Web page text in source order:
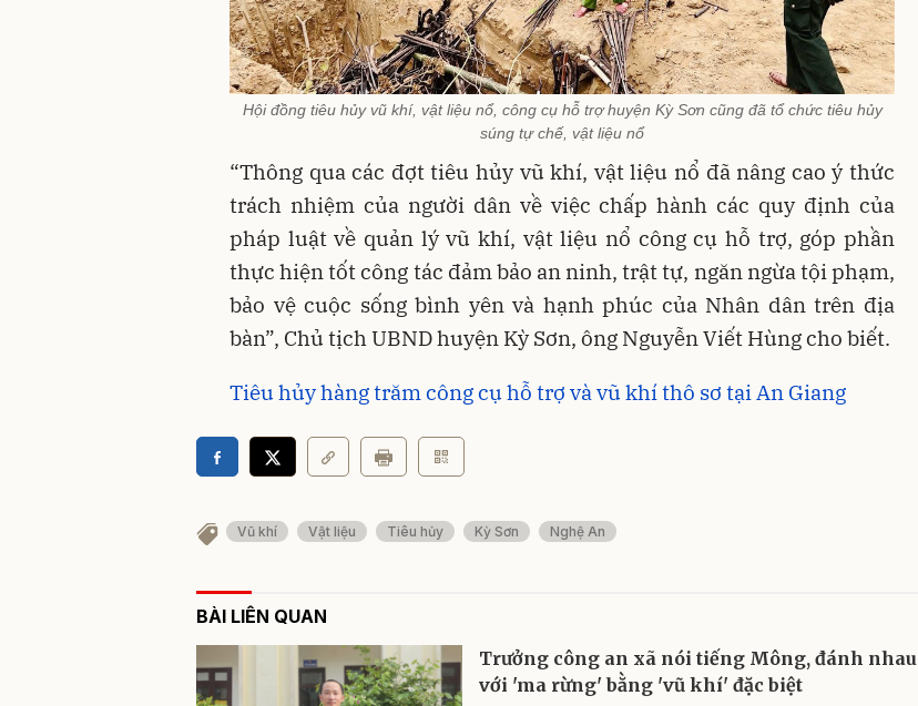
Hội đồng tiêu hủy vũ khí, vật liệu nổ, công cụ hỗ trợ huyện Kỳ Sơn cũng đã tổ chức tiêu hủy
súng tự chế, vật liệu nổ
“Thông qua các đợt tiêu hủy vũ khí, vật liệu nổ đã nâng cao ý thức
trách nhiệm của người dân về việc chấp hành các quy định của
pháp luật về quản lý vũ khí, vật liệu nổ công cụ hỗ trợ, góp phần
thực hiện tốt công tác đảm bảo an ninh, trật tự, ngăn ngừa tội phạm,
bảo vệ cuộc sống bình yên và hạnh phúc của Nhân dân trên địa
bàn”, Chủ tịch UBND huyện Kỳ Sơn, ông Nguyễn Viết Hùng cho biết.
Tiêu hủy hàng trăm công cụ hỗ trợ và vũ khí thô sơ tại An Giang
Vũ khí Vật liệu Tiêu hủy Kỳ Sơn Nghệ An
BÀI LIÊN QUAN
Trưởng công an xã nói tiếng Mông, đánh nhau
với 'ma rừng' bằng 'vũ khí' đặc biệt